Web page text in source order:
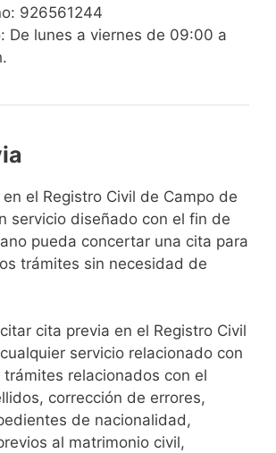
926561244
De lunes a viernes de 09:00 a
el Registro Civil de Campo de
servicio diseñado con el fin de
pueda concertar una cita para
trámites sin necesidad de
cita previa en el Registro Civil
servicio relacionado con
trámites relacionados con el
corrección de errores,
de nacionalidad,
al matrimonio civil,